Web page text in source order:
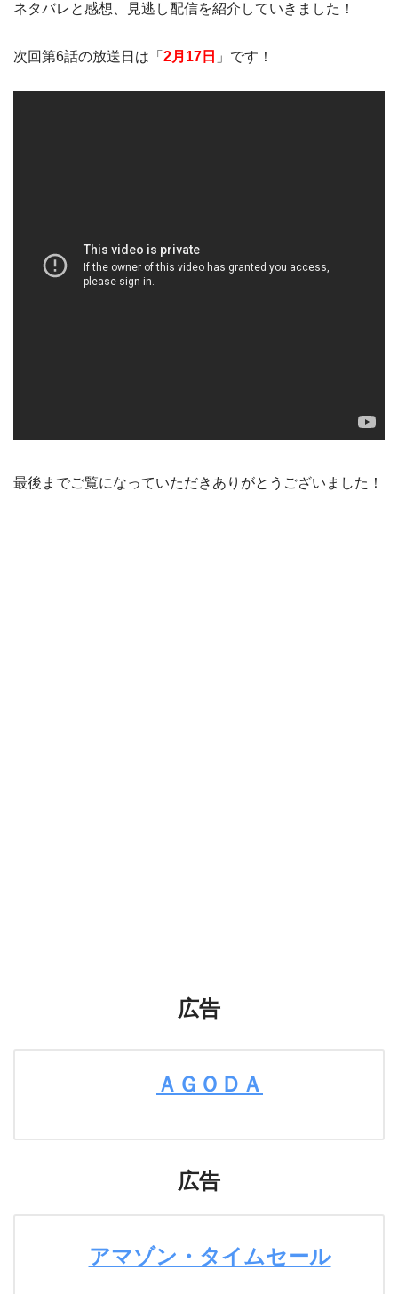
ネタバレと感想、見逃し配信を紹介していきました！
次回第6話の放送日は「 2月17日 」です！
最後までご覧になっていただきありがとうございました！
広告
ＡＧＯＤＡ
広告
アマゾン・タイムセール